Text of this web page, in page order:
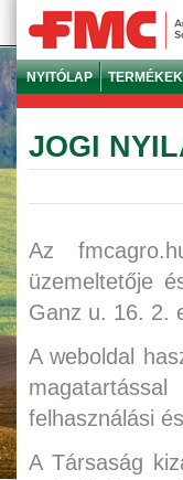
NYITÓLAP TERMÉKEK
JOGI
Az
üzemeltetője
Ganz u. 16. 2.
A weboldal
felhasználási
A Társaság